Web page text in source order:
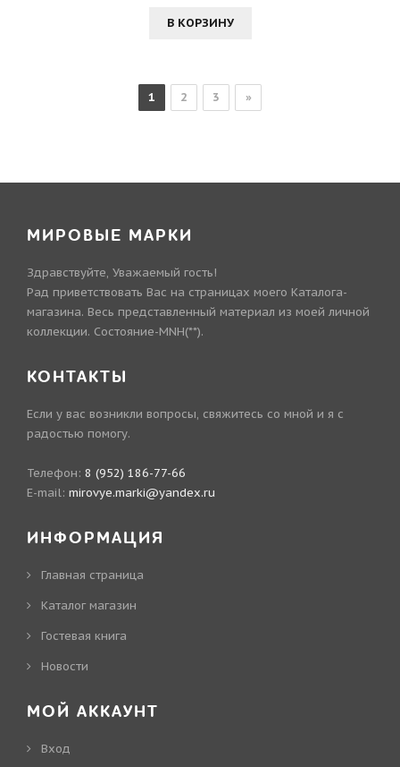
В КОРЗИНУ
1 2 3 »
МИРОВЫЕ МАРКИ
Здравствуйте, Уважаемый гость!
Рад приветствовать Вас на страницах моего Каталога-
магазина. Весь представленный материал из моей личной
коллекции. Состояние-MNH(**).
КОНТАКТЫ
Если у вас возникли вопросы, свяжитесь со мной и я с
радостью помогу.
Телефон: 8 (952) 186-77-66
E-mail: mirovye.marki@yandex.ru
ИНФОРМАЦИЯ
Главная страница
Каталог магазин
Гостевая книга
Новости
МОЙ АККАУНТ
Вход